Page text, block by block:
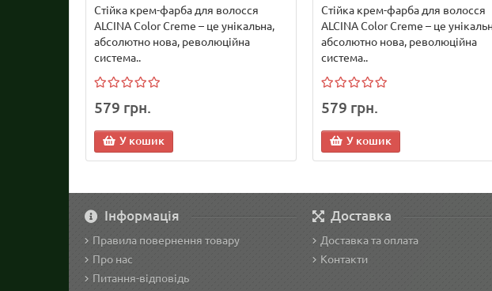
Стійка крем-фарба для волосся
ALCINA Color Creme – це унікальна,
абсолютно нова, революційна
система..
579 грн.
У кошик
Стійка крем-фарба для волосся
ALCINA Color Creme – це
абсолютно нова, революційна
система..
579 грн.
У кошик
Інформація
Правила повернення товару
Про нас
Питання-відповідь
Доставка
Доставка та оплата
Контакти